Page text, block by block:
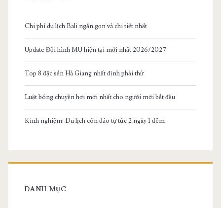
Chi phí du lịch Bali ngắn gọn và chi tiết nhất
Update Đội hình MU hiện tại mới nhất 2026/2027
Top 8 đặc sản Hà Giang nhất định phải thử
Luật bóng chuyền hơi mới nhất cho người mới bắt đầu
Kinh nghiệm: Du lịch côn đảo tự túc 2 ngày 1 đêm
DANH MỤC